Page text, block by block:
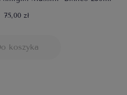
75,00 zł
koszyka